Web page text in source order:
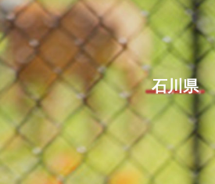
愛犬とおでかけ (公園･施設etc)
愛犬と旅行
トリミングサロン
動物病院
コラム
石川県